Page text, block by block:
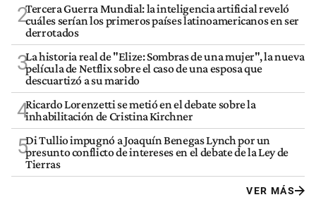
2Tercera Guerra Mundial: la inteligencia artificial reveló
cuáles serían los primeros países latinoamericanos en ser
derrotados
3La historia real de "Elize: Sombras de una mujer", la nueva
película de Netflix sobre el caso de una esposa que
descuartizó a su marido
4Ricardo Lorenzetti se metió en el debate sobre la
inhabilitación de Cristina Kirchner
5Di Tullio impugnó a Joaquín Benegas Lynch por un
presunto conflicto de intereses en el debate de la Ley de
Tierras
VER MÁS